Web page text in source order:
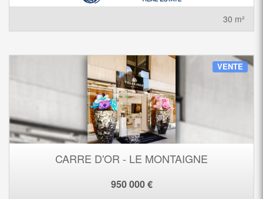
30 m²
VENTE
CARRE D'OR - LE MONTAIGNE
950 000 €